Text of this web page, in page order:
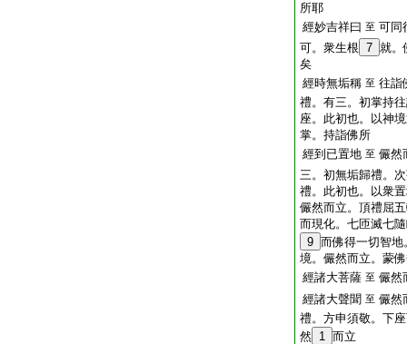
所耶
經妙吉祥曰 至 可同
可。衆生根 7 就。
矣
經時無垢稱 至 往詣
禮。有三。初掌持
座。此初也。以神
掌。持詣佛所
經到已置地 至 儼然
三。初無垢歸禮。
禮。此初也。以衆
儼然而立。頂禮屈
而現化。七匝滅七
9 而佛得一切智
境。儼然而立。蒙
經諸大菩薩 至 儼然
經諸大聲聞 至 儼然
禮。方申須敬。下
然 1 而立